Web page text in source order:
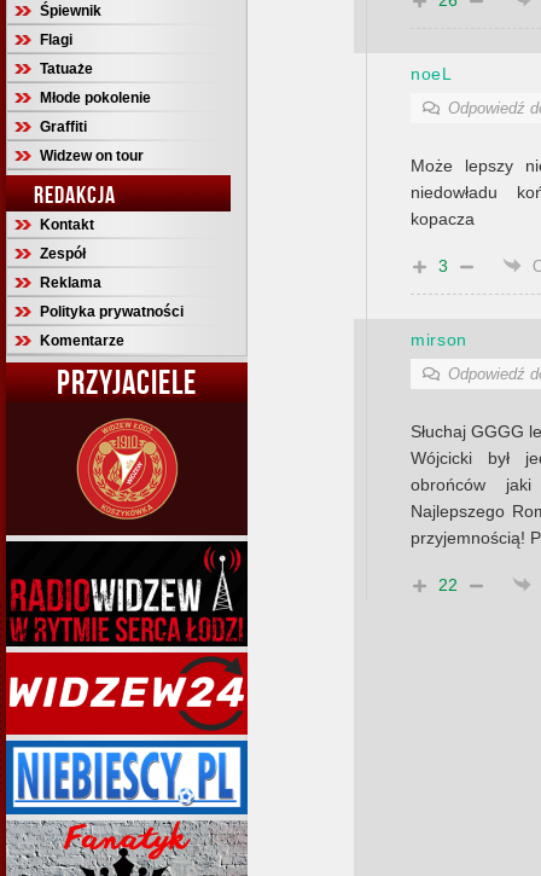
Śpiewnik
Flagi
Tatuaże
Młode pokolenie
Graffiti
Widzew on tour
REDAKCJA
Kontakt
Zespół
Reklama
Polityka prywatności
Komentarze
PRZYJACIELE
noeL
Odpowiedź
Może lepszy
niedowładu
kopacza
3
mirson
Odpowiedź
Słuchaj GGGG
Wójcicki był
obrońców
Najlepszego
przyjemnością!
22